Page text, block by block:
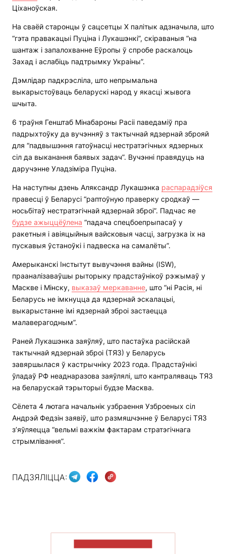
Ціханоўская.
На сваёй старонцы ў сацсетцы Х палітык адзначыла, што
“гэта правакацыі Пуціна і Лукашэнкі”, скіраваныя “на
шантаж і запалохванне Еўропы ў спробе раскалоць
Захад і аслабіць падтрымку Украіны”.
Дэмлідар падкрэсліла, што непрымальна
выкарыстоўваць беларускі народ у якасці жывога
шчыта.
6 траўня Генштаб Мінабароны Расіі паведаміў пра
падрыхтоўку да вучэнняў з тактычнай ядзернай зброяй
для “падвышэння гатоўнасці нестратэгічных ядзерных
сіл да выканання баявых задач”. Вучэнні правядуць на
даручэнне Уладзіміра Пуціна.
На наступны дзень Аляксандр Лукашэнка распарадзіўся
правесці ў Беларусі “раптоўную праверку сродкаў —
носьбітаў нестратэгічнай ядзернай зброі”. Падчас яе
будзе ажыццёўлена “падача спецбоепрыпасаў у
ракетныя і авіяцыйныя вайсковыя часці, загрузка іх на
пускавыя ўстаноўкі і падвеска на самалёты”.
Амерыканскі Інстытут вывучэння вайны (ISW),
прааналізаваўшы рыторыку прадстаўнікоў рэжымаў у
Маскве і Мінску, выказаў меркаванне, што “ні Расія, ні
Беларусь не імкнуцца да ядзернай эскалацыі,
выкарыстанне імі ядзернай зброі застаецца
малаверагодным”.
Раней Лукашэнка заяўляў, што пастаўка расійскай
тактычнай ядзернай зброі (ТЯЗ) у Беларусь
завяршылася ў кастрычніку 2023 года. Прадстаўнікі
ўладаў РФ неаднаразова заяўлялі, што кантраляваць ТЯЗ
на беларускай тэрыторыі будзе Масква.
Сёлета 4 лютага начальнік узбраення Узброеных сіл
Андрэй Федзін заявіў, што размяшчэнне ў Беларусі ТЯЗ
з’яўляецца “вельмі важкім фактарам стратэгічнага
стрымлівання”.
ПАДЗЯЛІЦЦА: